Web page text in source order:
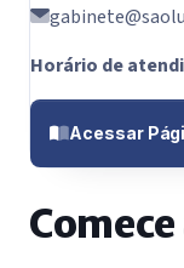
Horário de
Acessar